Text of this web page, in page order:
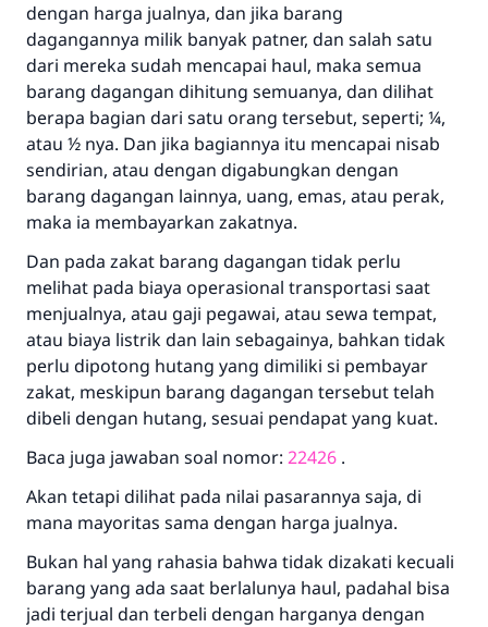
dengan harga jualnya, dan jika barang
dagangannya milik banyak patner, dan salah satu
dari mereka sudah mencapai haul, maka semua
barang dagangan dihitung semuanya, dan dilihat
berapa bagian dari satu orang tersebut, seperti; ¼,
atau ½ nya. Dan jika bagiannya itu mencapai nisab
sendirian, atau dengan digabungkan dengan
barang dagangan lainnya, uang, emas, atau perak,
maka ia membayarkan zakatnya.
Dan pada zakat barang dagangan tidak perlu
melihat pada biaya operasional transportasi saat
menjualnya, atau gaji pegawai, atau sewa tempat,
atau biaya listrik dan lain sebagainya, bahkan tidak
perlu dipotong hutang yang dimiliki si pembayar
zakat, meskipun barang dagangan tersebut telah
dibeli dengan hutang, sesuai pendapat yang kuat.
Baca juga jawaban soal nomor: 22426 .
Akan tetapi dilihat pada nilai pasarannya saja, di
mana mayoritas sama dengan harga jualnya.
Bukan hal yang rahasia bahwa tidak dizakati kecuali
barang yang ada saat berlalunya haul, padahal bisa
jadi terjual dan terbeli dengan harganya dengan
Jawaban no. 110845
menyelamatkan pernikahan.
Bantu kami dalam memberikan jawaban untuk umat
Rasulullah ﷺ bersabda
"Siapa yang menunjukkan suatu kebaikan,
meka dia akan mendapatkan pahala yang
sama dengan orang yang melakukannya"
MUSLIM, 1893
Saham